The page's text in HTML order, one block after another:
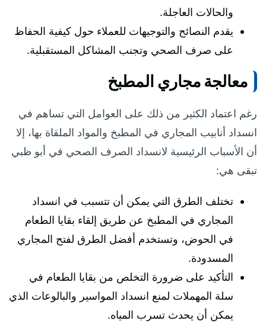
والحالات العاجلة.
يقدم النصائح والتوجيهات للعملاء حول كيفية الحفاظ
على صرف الصحي وتجنب المشاكل المستقبلية.
معالجة مجاري المطبخ
رغم اعتماد الكثير من ذلك على العوامل التي تساهم في
انسداد أنابيب المجاري في المطبخ والمواد الملقاة بها، إلا
أن الأسباب الرئيسية لانسداد الصرف الصحي في أبو ظبي
تبقى هي:
تختلف الطرق التي يمكن أن تتسبب في انسداد
المجاري في المطبخ عن طريق إلقاء بقايا الطعام
في الحوض، وتستخدم أفضل الطرق لفتح المجاري
المسدودة.
التأكيد على ضرورة التخلص من بقايا الطعام في
سلة المهملات لمنع انسداد المواسير والبالوعات الذي
يمكن أن يحدث تسرب المياه.